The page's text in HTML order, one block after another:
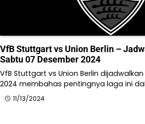
VfB Stuttgart vs Union Berlin –
Sabtu 07 Desember 2024
VfB Stuttgart vs Union Berlin
2024 membahas pentingnya laga ini
11/13/2024